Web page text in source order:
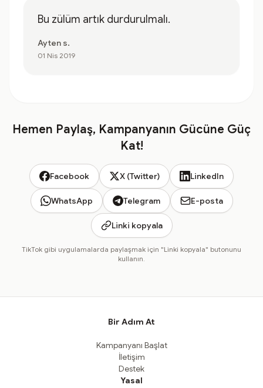
Bu zülüm artık durdurulmalı.
Ayten s.
01 Nis 2019
Hemen Paylaş, Kampanyanın Gücüne Güç
Kat!
Facebook X (Twitter) LinkedIn
WhatsApp Telegram E-posta
Linki kopyala
TikTok gibi uygulamalarda paylaşmak için "Linki kopyala" butonunu
kullanın.
Bir Adım At
Kampanyanı Başlat
İletişim
Destek
Yasal